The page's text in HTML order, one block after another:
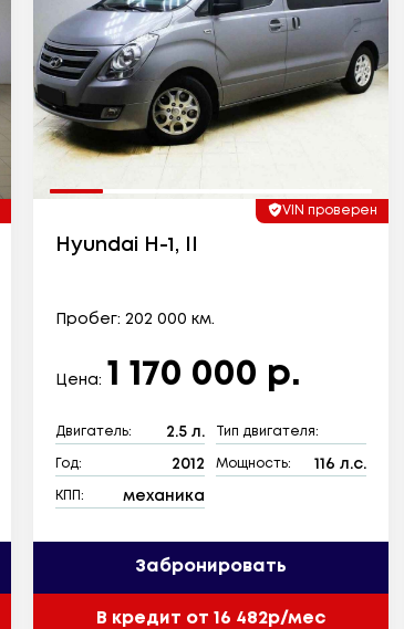
VIN проверен
Hyundai H-1, II
Пробег: 202 000 км.
Цена: 1 170 000 р.
Двигатель: 2.5 л. Тип двигателя:
Год: 2012 Мощность: 116 л.с.
КПП: механика
Забронировать
В кредит от 16 482р/мес